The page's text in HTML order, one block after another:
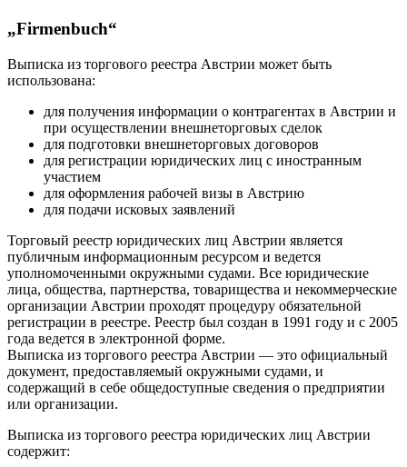
„Firmenbuch“
Выписка из торгового реестра Австрии может быть
использована:
для получения информации о контрагентах в Австрии и
при осуществлении внешнеторговых сделок
для подготовки внешнеторговых договоров
для регистрации юридических лиц с иностранным
участием
для оформления рабочей визы в Австрию
для подачи исковых заявлений
Торговый реестр юридических лиц Австрии является
публичным информационным ресурсом и ведется
уполномоченными окружными судами. Все юридические
лица, общества, партнерства, товарищества и некоммерческие
организации Австрии проходят процедуру обязательной
регистрации в реестре. Реестр был создан в 1991 году и с 2005
года ведется в электронной форме.
Выписка из торгового реестра Австрии — это официальный
документ, предоставляемый окружными судами, и
содержащий в себе общедоступные сведения о предприятии
или организации.
Выписка из торгового реестра юридических лиц Австрии
содержит: